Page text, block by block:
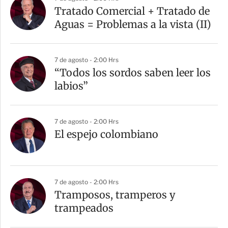
r
t
Tratado Comercial + Tratado de
Aguas = Problemas a la vista (II)
7 de agosto - 2:00 Hrs
“Todos los sordos saben leer los
labios”
7 de agosto - 2:00 Hrs
El espejo colombiano
7 de agosto - 2:00 Hrs
Tramposos, tramperos y
trampeados